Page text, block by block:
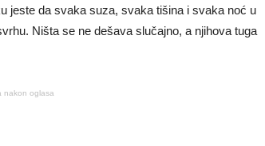
jeste da svaka suza, svaka tišina i svaka noć u
Ništa se ne dešava slučajno, a njihova tuga
nakon oglasa